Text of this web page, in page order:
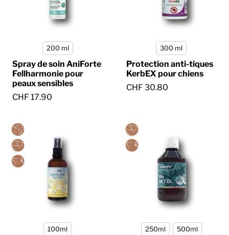
200 ml
Spray de soin AniForte
Fellharmonie pour
peaux sensibles
CHF 17.90
300 ml
Protection anti-tiques
KerbEX pour chiens
CHF 30.80
100ml 250ml 500ml